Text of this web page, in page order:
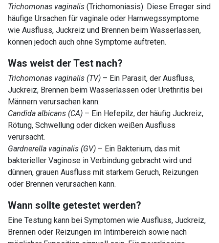
Trichomonas vaginalis (Trichomoniasis). Diese Erreger sind
häufige Ursachen für vaginale oder Harnwegssymptome
wie Ausfluss, Juckreiz und Brennen beim Wasserlassen,
können jedoch auch ohne Symptome auftreten.
Was weist der Test nach?
Trichomonas vaginalis (TV) – Ein Parasit, der Ausfluss,
Juckreiz, Brennen beim Wasserlassen oder Urethritis bei
Männern verursachen kann.
Candida albicans (CA) – Ein Hefepilz, der häufig Juckreiz,
Rötung, Schwellung oder dicken weißen Ausfluss
verursacht.
Gardnerella vaginalis (GV) – Ein Bakterium, das mit
bakterieller Vaginose in Verbindung gebracht wird und
dünnen, grauen Ausfluss mit starkem Geruch, Reizungen
oder Brennen verursachen kann.
Wann sollte getestet werden?
Eine Testung kann bei Symptomen wie Ausfluss, Juckreiz,
Brennen oder Reizungen im Intimbereich sowie nach